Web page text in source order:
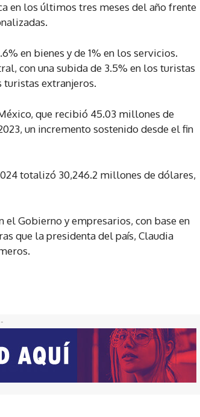
en los últimos tres meses del año frente
en bienes y de 1% en los servicios.
con una subida de 3.5% en los turistas
turistas extranjeros.
que recibió 45.03 millones de
un incremento sostenido desde el fin
totalizó 30,246.2 millones de dólares,
el Gobierno y empresarios, con base en
que la presidenta del país, Claudia